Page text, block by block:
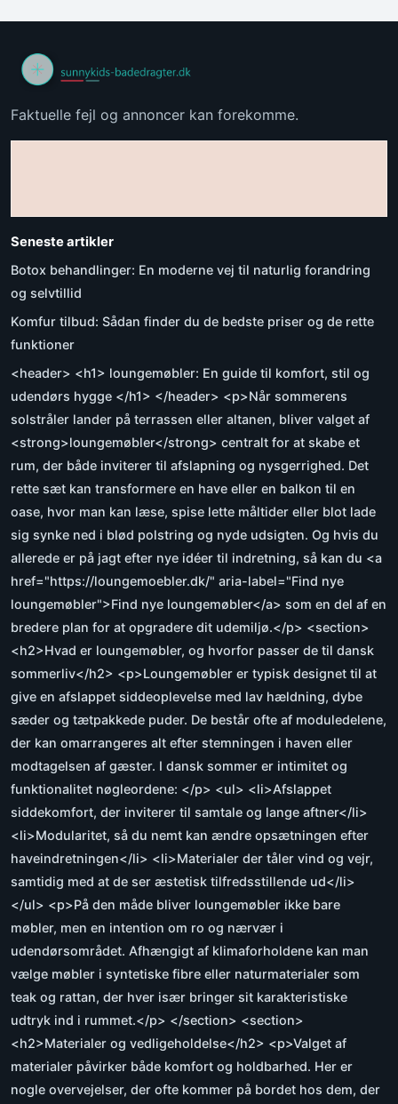
Faktuelle fejl og annoncer kan forekomme.
Seneste artikler
Botox behandlinger: En moderne vej til naturlig forandring
og selvtillid
Komfur tilbud: Sådan finder du de bedste priser og de rette
funktioner
<header> <h1> loungemøbler: En guide til komfort, stil og
udendørs hygge </h1> </header> <p>Når sommerens
solstråler lander på terrassen eller altanen, bliver valget af
<strong>loungemøbler</strong> centralt for at skabe et
rum, der både inviterer til afslapning og nysgerrighed. Det
rette sæt kan transformere en have eller en balkon til en
oase, hvor man kan læse, spise lette måltider eller blot lade
sig synke ned i blød polstring og nyde udsigten. Og hvis du
allerede er på jagt efter nye idéer til indretning, så kan du <a
href="https://loungemoebler.dk/" aria-label="Find nye
loungemøbler">Find nye loungemøbler</a> som en del af en
bredere plan for at opgradere dit udemiljø.</p> <section>
<h2>Hvad er loungemøbler, og hvorfor passer de til dansk
sommerliv</h2> <p>Loungemøbler er typisk designet til at
give en afslappet siddeoplevelse med lav hældning, dybe
sæder og tætpakkede puder. De består ofte af moduledelene,
der kan omarrangeres alt efter stemningen i haven eller
modtagelsen af gæster. I dansk sommer er intimitet og
funktionalitet nøgleordene: </p> <ul> <li>Afslappet
siddekomfort, der inviterer til samtale og lange aftner</li>
<li>Modularitet, så du nemt kan ændre opsætningen efter
haveindretningen</li> <li>Materialer der tåler vind og vejr,
samtidig med at de ser æstetisk tilfredsstillende ud</li>
</ul> <p>På den måde bliver loungemøbler ikke bare
møbler, men en intention om ro og nærvær i
udendørsområdet. Afhængigt af klimaforholdene kan man
vælge møbler i syntetiske fibre eller naturmaterialer som
teak og rattan, der hver især bringer sit karakteristiske
udtryk ind i rummet.</p> </section> <section>
<h2>Materialer og vedligeholdelse</h2> <p>Valget af
materialer påvirker både komfort og holdbarhed. Her er
nogle overvejelser, der ofte kommer på bordet hos dem, der